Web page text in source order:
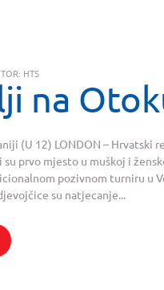
HTS
na
(U 12) LONDON – Hrvatski
prvo mjesto u muškoj i
pozivnom turniru u
su natjecanje...